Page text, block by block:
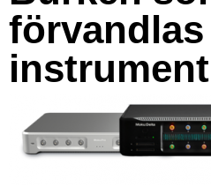
instrument